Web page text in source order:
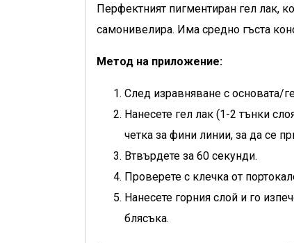
Перфектният пигментиран гел лак,
самонивелира. Има средно гъста
Метод на приложение:
След изравняване с основата/
Нанесете гел лак (1-2 тънки
четка за фини линии, за да се
Втвърдете за 60 секунди.
Проверете с клечка от
Нанесете горния слой и го
блясъка.